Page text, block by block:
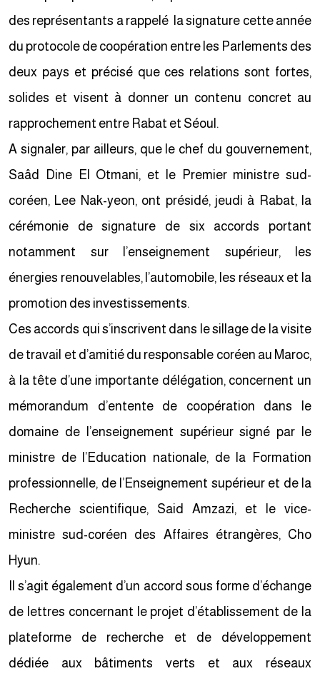
des représentants a rappelé la signature cette année
du protocole de coopération entre les Parlements des
deux pays et précisé que ces relations sont fortes,
solides et visent à donner un contenu concret au
rapprochement entre Rabat et Séoul.
A signaler, par ailleurs, que le chef du gouvernement,
Saâd Dine El Otmani, et le Premier ministre sud-
coréen, Lee Nak-yeon, ont présidé, jeudi à Rabat, la
cérémonie de signature de six accords portant
notamment sur l’enseignement supérieur, les
énergies renouvelables, l’automobile, les réseaux et la
promotion des investissements.
Ces accords qui s’inscrivent dans le sillage de la visite
de travail et d’amitié du responsable coréen au Maroc,
à la tête d’une importante délégation, concernent un
mémorandum d’entente de coopération dans le
domaine de l’enseignement supérieur signé par le
ministre de l’Education nationale, de la Formation
professionnelle, de l’Enseignement supérieur et de la
Recherche scientifique, Said Amzazi, et le vice-
ministre sud-coréen des Affaires étrangères, Cho
Hyun.
Il s’agit également d’un accord sous forme d’échange
de lettres concernant le projet d’établissement de la
plateforme de recherche et de développement
dédiée aux bâtiments verts et aux réseaux